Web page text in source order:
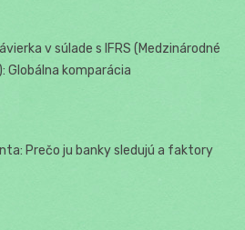
v súlade s IFRS (Medzinárodné
Globálna komparácia
Prečo ju banky sledujú a faktory